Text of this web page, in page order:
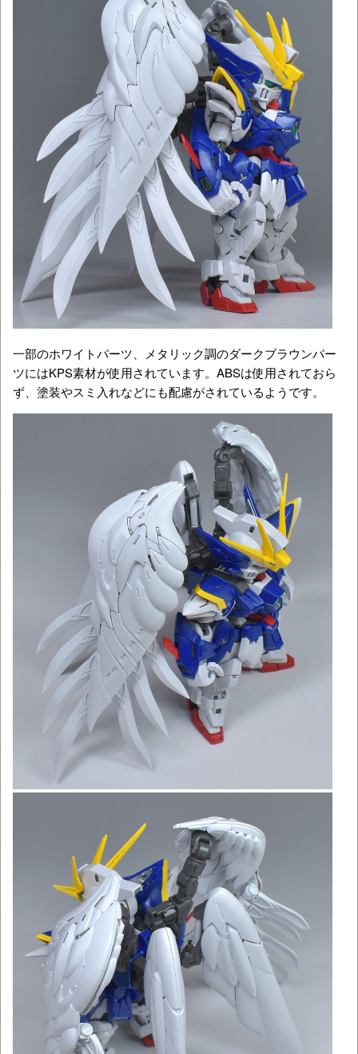
一部のホワイトパーツ、メタリック調のダークブラウンパー
ツにはKPS素材が使用されています。ABSは使用されておら
ず、塗装やスミ入れなどにも配慮がされているようです。